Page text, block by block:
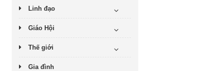
Linh đạo
Giáo Hội
Thế giới
Gia đình